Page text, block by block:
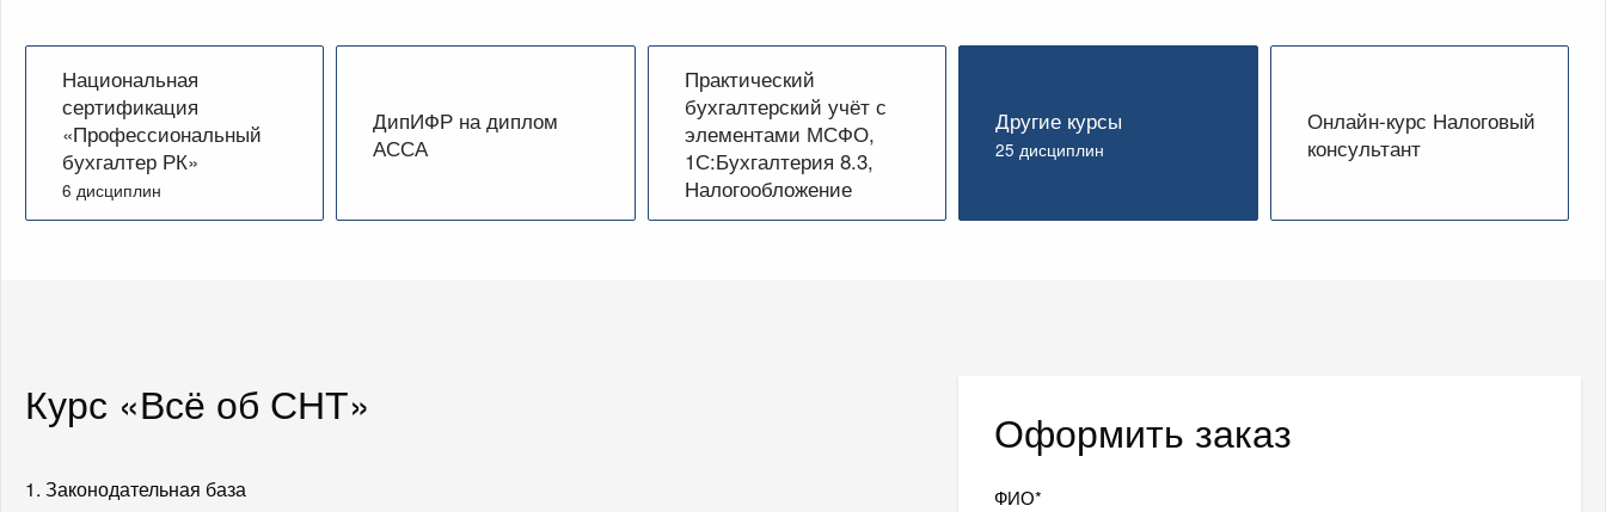
Национальная
сертификация
«Профессиональный
бухгалтер РК»
6 дисциплин
ДипИФР на диплом
АССА
Практический
бухгалтерский учёт с
элементами МСФО,
1С:Бухгалтерия 8.3,
Налогообложение
Другие курсы
25 дисциплин
Онлайн-курс Налоговый
консультант
Курс «Всё об СНТ»
1. Законодательная база
Оформить заказ
ФИО